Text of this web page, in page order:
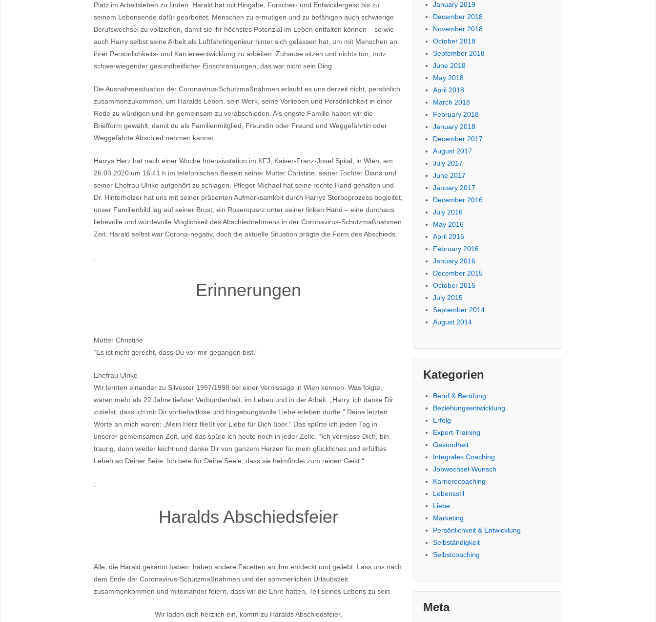
Platz im Arbeitsleben zu finden. Harald hat mit Hingabe, Forscher- und Entwicklergeist bis zu
seinem Lebensende dafür gearbeitet, Menschen zu ermutigen und zu befähigen auch schwierige
Berufswechsel zu vollziehen, damit sie ihr höchstes Potenzial im Leben entfalten können – so wie
auch Harry selbst seine Arbeit als Luftfahrtingenieur hinter sich gelassen hat, um mit Menschen an
ihrer Persönlichkeits- und Karriereentwicklung zu arbeiten. Zuhause sitzen und nichts tun, trotz
schwerwiegender gesundheitlicher Einschränkungen, das war nicht sein Ding.
Die Ausnahmesituation der Coronavirus-Schutzmaßnahmen erlaubt es uns derzeit nicht, persönlich
zusammenzukommen, um Haralds Leben, sein Werk, seine Vorlieben und Persönlichkeit in einer
Rede zu würdigen und ihn gemeinsam zu verabschieden. Als engste Familie haben wir die
Briefform gewählt, damit du als Familienmitglied, Freundin oder Freund und Weggefährtin oder
Weggefährte Abschied nehmen kannst.
Harrys Herz hat nach einer Woche Intensivstation im KFJ, Kaiser-Franz-Josef Spital, in Wien, am
26.03.2020 um 16:41 h im telefonischen Beisein seiner Mutter Christine, seiner Tochter Diana und
seiner Ehefrau Ulrike aufgehört zu schlagen. Pfleger Michael hat seine rechte Hand gehalten und
Dr. Hinterholzer hat uns mit seiner präsenten Aufmerksamkeit durch Harrys Sterbeprozess begleitet,
unser Familienbild lag auf seiner Brust, ein Rosenquarz unter seiner linken Hand – eine durchaus
liebevolle und würdevolle Möglichkeit des Abschiednehmens in der Coronavirus-Schutzmaßnahmen
Zeit. Harald selbst war Corona-negativ, doch die aktuelle Situation prägte die Form des Abschieds.
Erinnerungen
Mutter Christine
“Es ist nicht gerecht, dass Du vor mir gegangen bist.”
Ehefrau Ulrike
Wir lernten einander zu Silvester 1997/1998 bei einer Vernissage in Wien kennen. Was folgte,
waren mehr als 22 Jahre tiefster Verbundenheit, im Leben und in der Arbeit. „Harry, ich danke Dir
zutiefst, dass ich mit Dir vorbehaltlose und hingebungsvolle Liebe erleben durfte.” Deine letzten
Worte an mich waren: „Mein Herz fließt vor Liebe für Dich über.“ Das spürte ich jeden Tag in
unserer gemeinsamen Zeit, und das spüre ich heute noch in jeder Zelle. “Ich vermisse Dich, bin
traurig, dann wieder leicht und danke Dir von ganzem Herzen für mein glückliches und erfülltes
Leben an Deiner Seite. Ich bete für Deine Seele, dass sie heimfindet zum reinen Geist.“
Haralds Abschiedsfeier
Alle, die Harald gekannt haben, haben andere Facetten an ihm entdeckt und geliebt. Lass uns nach
dem Ende der Coronavirus-Schutzmaßnahmen und der sommerlichen Urlaubszeit
zusammenkommen und miteinander feiern, dass wir die Ehre hatten, Teil seines Lebens zu sein.
Wir laden dich herzlich ein, komm zu Haralds Abschiedsfeier,
January 2019
December 2018
November 2018
October 2018
September 2018
June 2018
May 2018
April 2018
March 2018
February 2018
January 2018
December 2017
August 2017
July 2017
June 2017
January 2017
December 2016
July 2016
May 2016
April 2016
February 2016
January 2016
December 2015
October 2015
July 2015
September 2014
August 2014
Kategorien
Beruf & Berufung
Beziehungsentwicklung
Erfolg
Expert-Training
Gesundheit
Integrales Coaching
Jobwechsel-Wunsch
Karrierecoaching
Lebensstil
Liebe
Marketing
Persönlichkeit & Entwicklung
Selbständigkeit
Selbstcoaching
Meta